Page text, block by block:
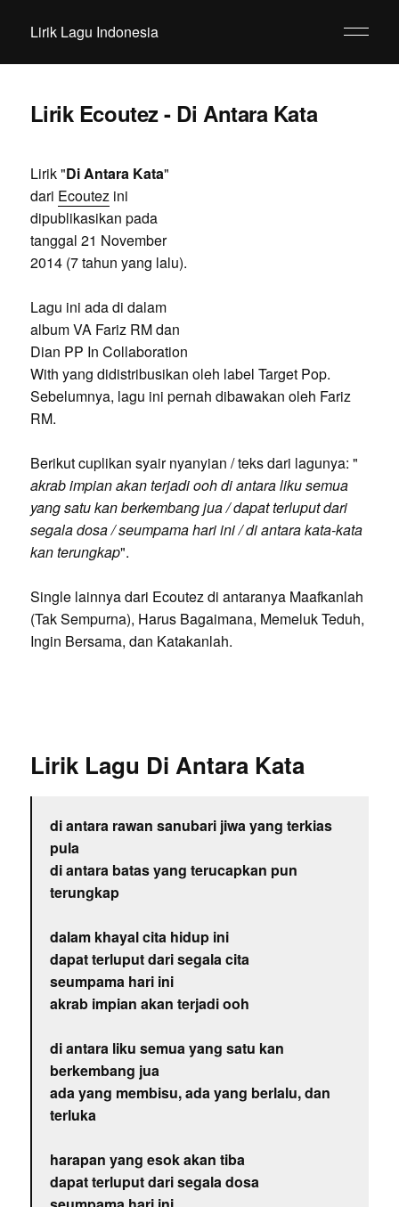
Lirik Lagu Indonesia
Lirik Ecoutez - Di Antara Kata
Lirik "Di Antara Kata"
dari Ecoutezini
dipublikasikan pada
tanggal 21 November
2014 (7 tahun yang lalu).
Lagu ini ada di dalam
album VA Fariz RM dan
Dian PP In Collaboration
With yang didistribusikan oleh label Target Pop.
Sebelumnya, lagu ini pernah dibawakan oleh Fariz
RM.
Berikut cuplikan syair nyanyian / teks dari lagunya: "
akrab impian akan terjadi ooh di antara liku semua
yang satu kan berkembang jua / dapat terluput dari
segala dosa / seumpama hari ini / di antara kata-kata
kan terungkap".
Single lainnya dari Ecoutez di antaranya Maafkanlah
(Tak Sempurna), Harus Bagaimana, Memeluk Teduh,
Ingin Bersama, dan Katakanlah.
Lirik Lagu Di Antara Kata
di antara rawan sanubari jiwa yang terkias
pula
di antara batas yang terucapkan pun
terungkap
dalam khayal cita hidup ini
dapat terluput dari segala cita
seumpama hari ini
akrab impian akan terjadi ooh
di antara liku semua yang satu kan
berkembang jua
ada yang membisu, ada yang berlalu, dan
terluka
harapan yang esok akan tiba
dapat terluput dari segala dosa